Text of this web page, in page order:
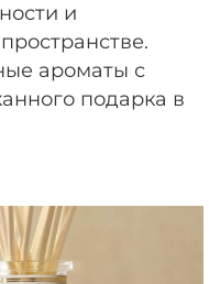
и
ароматы с
подарка в